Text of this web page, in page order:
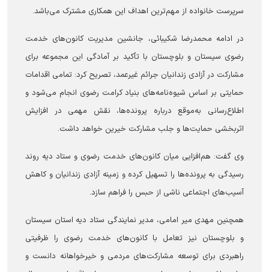
سرپرست خانواده از مهم‌ترین اهداف این همکاری مشترک می‌باشد.
در ادامه محمدرضا شکیبائی، جانشین مدیریت کانون‌های خدمت
رضوی سیستان و بلوچستان با تأکید بر آمادگی این مجموعه برای
مشارکت در آزادی زندانیان جرائم غیرعمد، تصریح کرد: تمامی اقدامات
حمایتی بر اساس شیوه‌نامه‌های بنیاد کرامت رضوی انجام می‌شود و
اطلاع‌رسانی به‌موقع درباره پرونده‌ها، نقش مهمی در افزایش
اثربخشی حمایت‌ها و جلب مشارکت خیرین خواهد داشت.
وی گفت: هم‌افزایی میان کانون‌های خدمت رضوی و ستاد دیه روند
رسیدگی به پرونده‌ها را تسهیل کرده و زمینه آزادی زندانیان و کاهش
آسیب‌های اجتماعی ناشی از حبس را فراهم سازد.
همچنین مهدی میر امامی، مدیر نمایندگی ستاد دیه استان سیستان
و بلوچستان نیز تعامل با کانون‌های خدمت رضوی را ظرفیتی
راهبردی برای توسعه مشارکت‌های مردمی و خیرخواهانه دانست و